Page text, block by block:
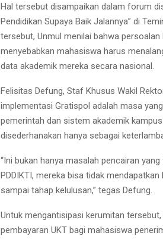
Hal tersebut disampaikan dalam forum
Pendidikan Supaya Baik Jalannya” di
tersebut, Unmul menilai bahwa
menyebabkan mahasiswa harus
data akademik mereka secara nasional.
Felisitas Defung, Staf Khusus Wakil
implementasi Gratispol adalah masa
pemerintah dan sistem akademik
disederhanakan hanya sebagai
“Ini bukan hanya masalah pencairan
PDDIKTI, mereka bisa tidak
sampai tahap kelulusan,” tegas Defung.
Untuk mengantisipasi kerumitan
pembayaran UKT bagi mahasiswa